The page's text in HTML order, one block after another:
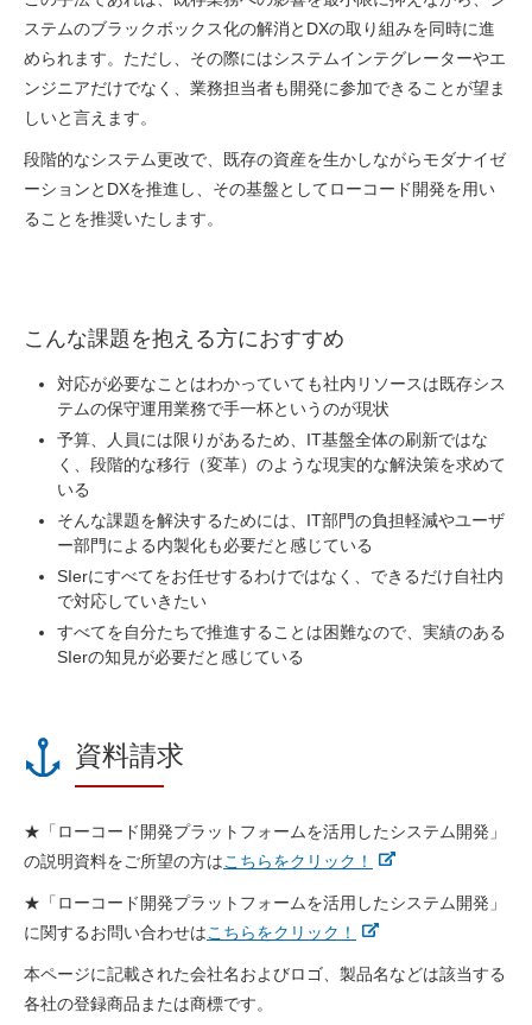
ステムのブラックボックス化の解消とDXの取り組みを同時に進
められます。ただし、その際にはシステムインテグレーターやエ
ンジニアだけでなく、業務担当者も開発に参加できることが望ま
しいと言えます。
段階的なシステム更改で、既存の資産を生かしながらモダナイゼ
ーションとDXを推進し、その基盤としてローコード開発を用い
ることを推奨いたします。
こんな課題を抱える方におすすめ
対応が必要なことはわかっていても社内リソースは既存シス
テムの保守運用業務で手一杯というのが現状
予算、人員には限りがあるため、IT基盤全体の刷新ではな
く、段階的な移行（変革）のような現実的な解決策を求めて
いる
そんな課題を解決するためには、IT部門の負担軽減やユーザ
ー部門による内製化も必要だと感じている
SIerにすべてをお任せするわけではなく、できるだけ自社内
で対応していきたい
すべてを自分たちで推進することは困難なので、実績のある
SIerの知見が必要だと感じている
資料請求
★ 「ローコード開発プラットフォームを活用したシステム開発」
の説明資料をご所望の方はこちらをクリック！
★ 「ローコード開発プラットフォームを活用したシステム開発」
に関するお問い合わせはこちらをクリック！
本ページに記載された会社名およびロゴ、製品名などは該当する
各社の登録商品または商標です。